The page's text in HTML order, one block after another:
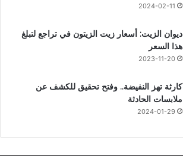
2024-02-11
ديوان الزيت: أسعار زيت الزيتون في تراجع لتبلغ
هذا السعر
2023-11-20
كارثة تهز النفيضة.. وفتح تحقيق للكشف عن
ملابسات الحادثة
2024-01-29